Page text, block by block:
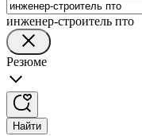
инженер-строитель пто
Резюме
Найти